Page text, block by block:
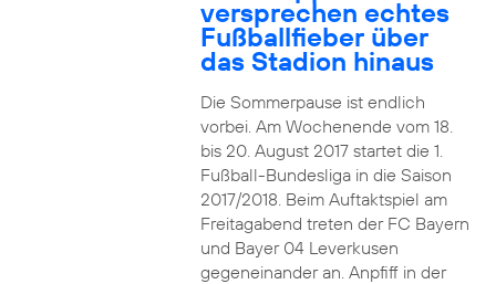
versprechen echtes
Fußballfieber über
das Stadion hinaus
Die Sommerpause ist endlich
vorbei. Am Wochenende vom 18.
bis 20. August 2017 startet die 1.
Fußball-Bundesliga in die Saison
2017/2018. Beim Auftaktspiel am
Freitagabend treten der FC Bayern
und Bayer 04 Leverkusen
gegeneinander an. Anpfiff in der